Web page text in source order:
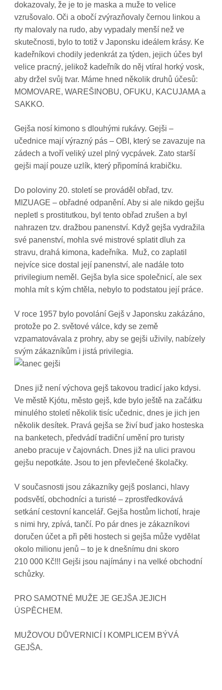
dokazovaly, že je to je maska a muže to velice
vzrušovalo. Oči a obočí zvýrazňovaly černou linkou a
rty malovaly na rudo, aby vypadaly menší než ve
skutečnosti, bylo to totiž v Japonsku ideálem krásy. Ke
kadeřníkovi chodily jedenkrát za týden, jejich účes byl
velice pracný, jelikož kadeřník do něj vtíral horký vosk,
aby držel svůj tvar. Máme hned několik druhů účesů:
MOMOVARE, WAREŠINOBU, OFUKU, KACUJAMA a
SAKKO.
Gejša nosí kimono s dlouhými rukávy. Gejši –
učednice mají výrazný pás – OBI, který se zavazuje na
zádech a tvoří veliký uzel plný vycpávek. Zato starší
gejši mají pouze uzlík, který připomíná krabičku.
Do poloviny 20. století se prováděl obřad, tzv.
MIZUAGE – obřadné odpanění. Aby si ale nikdo gejšu
nepletl s prostitutkou, byl tento obřad zrušen a byl
nahrazen tzv. dražbou panenství. Když gejša vydražila
své panenství, mohla své mistrové splatit dluh za
stravu, drahá kimona, kadeřníka.
Muž, co zaplatil
nejvíce sice dostal její panenství, ale nadále toto
privilegium neměl. Gejša byla sice společnicí, ale sex
mohla mít s kým chtěla, nebylo to podstatou její práce.
V roce 1957 bylo povolání Gejš v Japonsku zakázáno,
protože po 2. světové válce, kdy se země
vzpamatovávala z prohry, aby se gejši uživily, nabízely
svým zákazníkům i jistá privilegia.
Dnes již není výchova gejš takovou tradicí jako kdysi.
Ve městě Kjótu, město gejš, kde bylo ještě na začátku
minulého století několik tisíc učednic, dnes je jich jen
několik desítek. Pravá gejša se živí buď jako hosteska
na banketech, předvádí tradiční umění pro turisty
anebo pracuje v čajovnách. Dnes již na ulici pravou
gejšu nepotkáte. Jsou to jen převlečené školačky.
V současnosti jsou zákazníky gejš poslanci, hlavy
podsvětí, obchodníci a turisté – zprostředkovává
setkání cestovní kancelář. Gejša hostům lichotí, hraje
s nimi hry, zpívá, tančí. Po pár dnes je zákazníkovi
doručen účet a při pěti hostech si gejša může vydělat
okolo milionu jenů – to je k dnešnímu dni skoro
210 000 Kč!!! Gejši jsou najímány i na velké obchodní
schůzky.
PRO SAMOTNÉ MUŽE JE GEJŠA JEJICH
ÚSPĚCHEM.
MUŽOVOU DŮVERNICÍ I KOMPLICEM BÝVÁ
GEJŠA.